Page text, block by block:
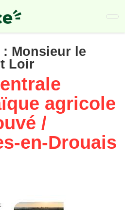
: Monsieur le
Loir
agricole
/
en-Drouais